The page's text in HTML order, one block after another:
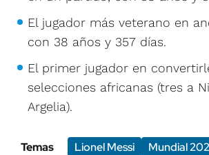
El jugador más veterano en
con 38 años y 357 días.
El primer jugador en
selecciones africanas (tres a
Argelia).
Temas Lionel Messi Mundial